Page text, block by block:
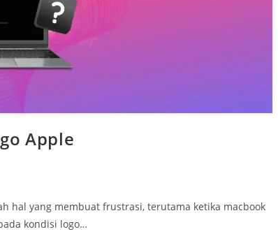
Apple
hal yang membuat frustrasi, terutama ketika macbook
kondisi logo…